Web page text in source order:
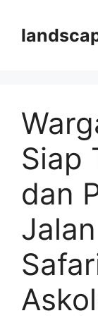
Siap
dan